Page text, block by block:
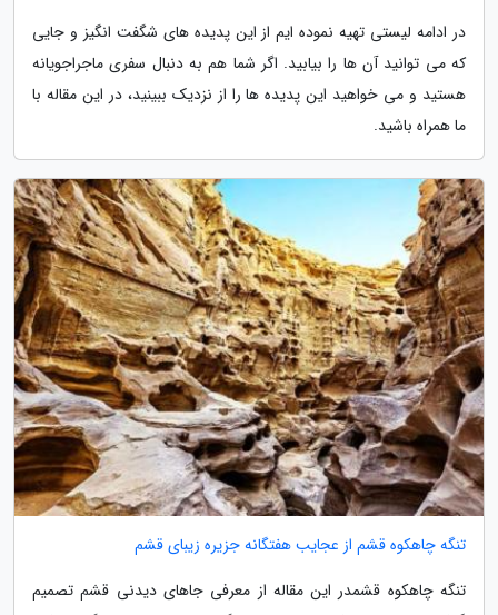
در ادامه لیستی تهیه نموده ایم از این پدیده های شگفت انگیز و جایی
که می توانید آن ها را بیابید. اگر شما هم به دنبال سفری ماجراجویانه
هستید و می خواهید این پدیده ها را از نزدیک ببینید، در این مقاله با
ما همراه باشید.
تنگه چاهکوه قشم از عجایب هفتگانه جزیره زیبای قشم
تنگه چاهکوه قشمدر این مقاله از معرفی جاهای دیدنی قشم تصمیم